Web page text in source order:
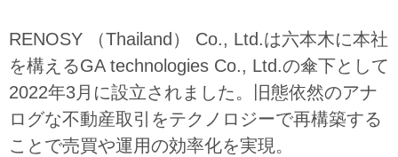
RENOSY （Thailand） Co., Ltd.は六本木に本社
を構えるGA technologies Co., Ltd.の傘下として
2022年3月に設立されました。旧態依然のアナ
ログな不動産取引をテクノロジーで再構築する
ことで売買や運用の効率化を実現。